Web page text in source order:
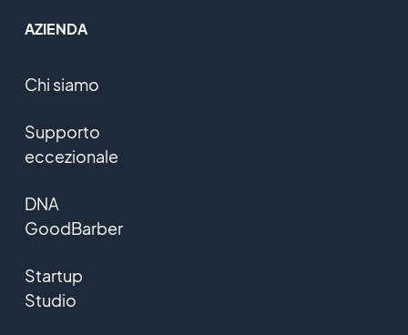
AZIENDA
Chi siamo
Supporto
eccezionale
DNA
GoodBarber
Startup
Studio